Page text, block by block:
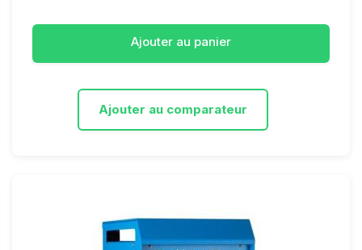
Ajouter au panier
Ajouter au comparateur